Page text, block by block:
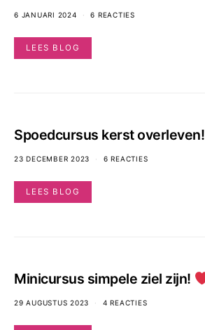
6 JANUARI 2024 6 REACTIES
LEES BLOG
Spoedcursus kerst overleven!
23 DECEMBER 2023 6 REACTIES
LEES BLOG
Minicursus simpele ziel zijn!
29 AUGUSTUS 2023 4 REACTIES